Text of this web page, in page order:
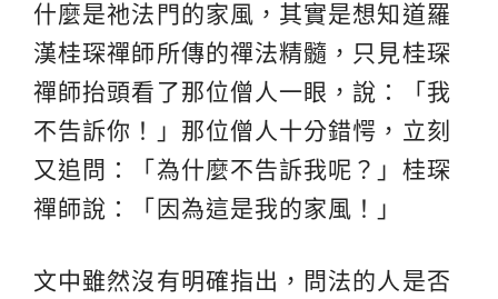
什麼是祂法門的家風，其實是想知道羅
漢桂琛禪師所傳的禪法精髓，只見桂琛
禪師抬頭看了那位僧人一眼，說：「我
不告訴你！」那位僧人十分錯愕，立刻
又追問：「為什麼不告訴我呢？」桂琛
禪師說：「因為這是我的家風！」
文中雖然沒有明確指出，問法的人是否